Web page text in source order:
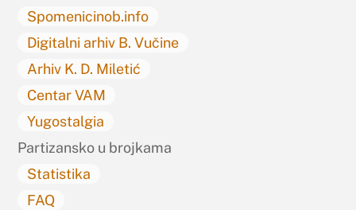
Spomenicinob.info
Digitalni arhiv B. Vučine
Arhiv K. D. Miletić
Centar VAM
Yugostalgia
Partizansko u brojkama
Statistika
FAQ